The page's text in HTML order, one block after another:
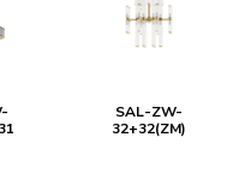
SAL-ZW-
32+32(ZM)